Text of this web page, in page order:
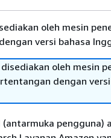
oleh mesin
versi bahasa
oleh mesin
dengan
(antarmuka